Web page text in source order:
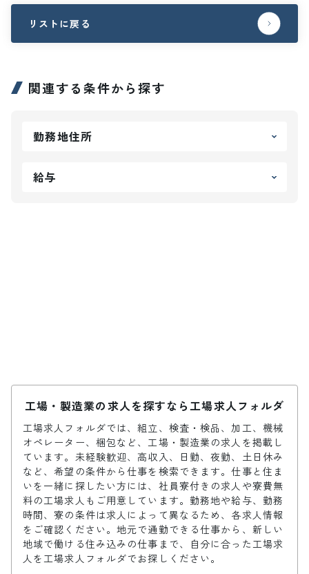
リストに戻る
関連する条件から探す
勤務地住所
給与
工場・製造業の求人を探すなら工場求人フォルダ
工場求人フォルダでは、組立、検査・検品、加工、機械
オペレーター、梱包など、工場・製造業の求人を掲載し
ています。未経験歓迎、高収入、日勤、夜勤、土日休み
など、希望の条件から仕事を検索できます。仕事と住ま
いを一緒に探したい方には、社員寮付きの求人や寮費無
料の工場求人もご用意しています。勤務地や給与、勤務
時間、寮の条件は求人によって異なるため、各求人情報
をご確認ください。地元で通勤できる仕事から、新しい
地域で働ける住み込みの仕事まで、自分に合った工場求
人を工場求人フォルダでお探しください。